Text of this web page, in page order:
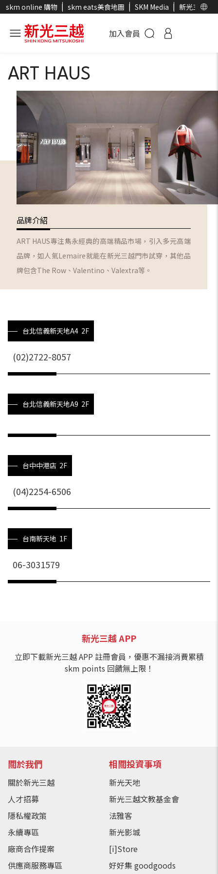
skm online 購物 skm eats美食地圖 SKM Media 新光三越官
加入會員
ART HAUS
品牌介紹
ART HAUS專注雋永經典的高端精品市場，引入多元高端
品牌，如人氣Lemaire就能在新光三越門市試穿，其他品
牌包含The Row、Valentino、Valextra等。
台北信義新天地A4 2F
(02)2722-8057
台北信義新天地A9 2F
台中中港店 2F
(04)2254-6506
台南新天地 1F
06-3031579
新光三越 APP
立即下載新光三越 APP 註冊會員，優惠不漏接消費累積
skm points 回饋無上限！
關於我們
關於新光三越
人才招募
隱私權政策
永續專區
廠商合作提案
供應商服務專區
相關投資事項
新光天地
新光三越文教基金會
法雅客
新光影城
[i]Store
好好集 goodgoods